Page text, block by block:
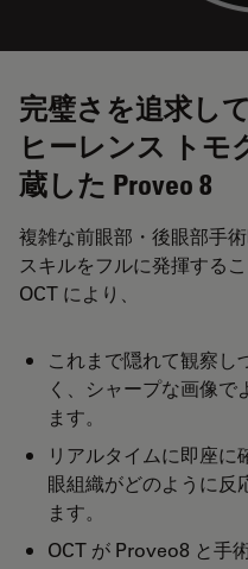
完璧さを追求し
ヒーレンス トモ
蔵した Proveo 8
複雑な前眼部・後眼部手
スキルをフルに発揮する
OCT により、
これまで隠れて観察し
く、シャープな画像で
ます。
リアルタイムに即座
眼組織がどのように反
ます。
OCT が Proveo8 と手